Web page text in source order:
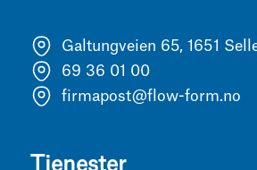
Galtungveien 65, 1651
69 36 01 00
firmapost@flow-form.no
Tjenester